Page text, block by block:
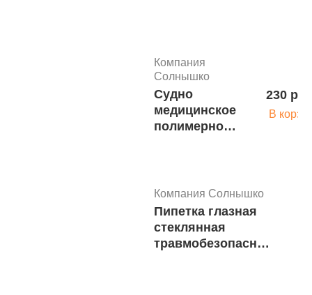
Компания
Солнышко
Судно
медицинское
полимерное
230
В
Компания Солнышко
Пипетка глазная
стеклянная
травмобезопасная